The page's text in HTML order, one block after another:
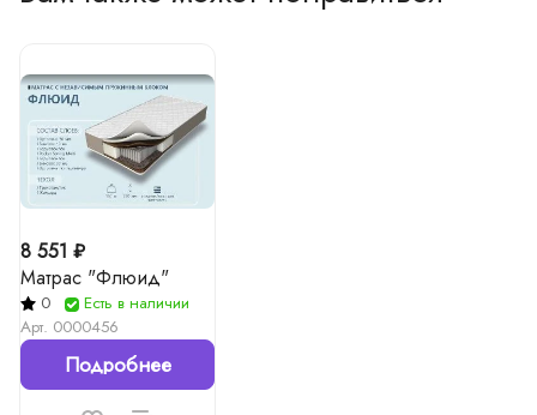
8 551 ₽
Матрас "Флюид"
0
Есть в наличии
Арт. 0000456
Подробнее